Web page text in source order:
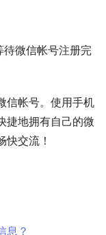
待微信帐号注册完
信帐号。使用手机
捷地拥有自己的微
交流！
息？